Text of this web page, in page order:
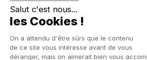
ROC AMADEUS
Fondée en 2025 à Annecy par
Wolfgang Putzhammer, Roc Amadeus
industrielle spécialisée dans le matériel
d'escalade. Elle est connue pour le Roc